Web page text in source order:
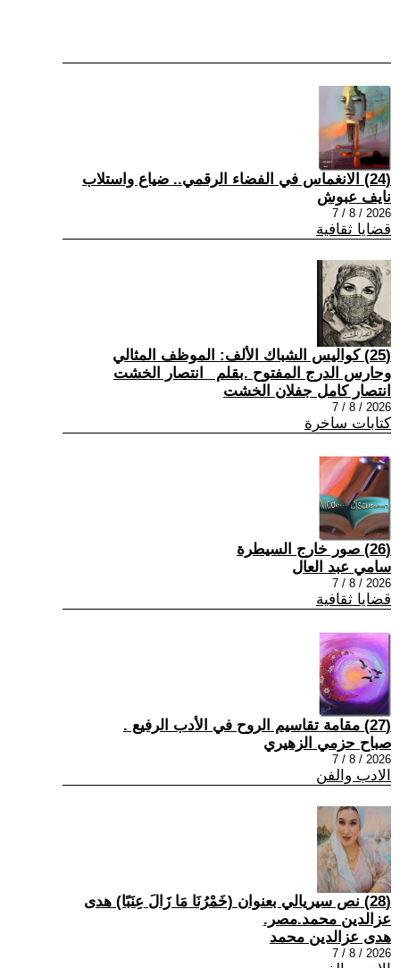
(24) الانغماس في الفضاء الرقمي.. ضياع واستلاب
نايف عبوش
2026 / 8 / 7
قضايا ثقافية
(25) كواليس الشباك الألف: الموظف المثالي
وحارس الدرج المفتوح .بقلم _انتصار الخشت
انتصار كامل جفلان الخشت
2026 / 8 / 7
كتابات ساخرة
(26) صور خارج السيطرة
سامي عبد العال
2026 / 8 / 7
قضايا ثقافية
(27) مقامة تقاسيم الروح في الأدب الرفيع .
صباح حزمي الزهيري
2026 / 8 / 7
الادب والفن
(28) نص سيريالي بعنوان (خَمْرُنَا مَا زَالَ عِنَبًا) هدى
عزالدين محمد.مصر.
هدى عزالدين محمد
2026 / 8 / 7